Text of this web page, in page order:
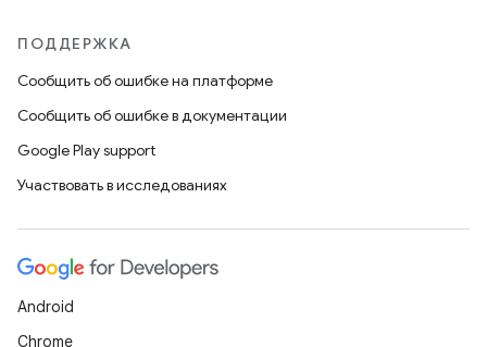
ПОДДЕРЖКА
Сообщить об ошибке на платформе
Сообщить об ошибке в документации
Google Play support
Участвовать в исследованиях
Android
Chrome